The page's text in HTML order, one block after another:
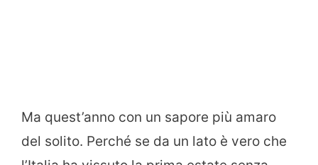
Ma quest’anno con un sapore più amaro
del solito. Perché se da un lato è vero che